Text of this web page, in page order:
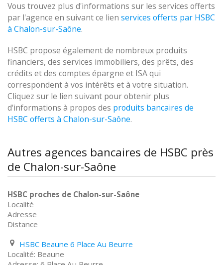
Vous trouvez plus d'informations sur les services offerts
par l'agence en suivant ce lien services offerts par HSBC
à Chalon-sur-Saône.
HSBC propose également de nombreux produits
financiers, des services immobiliers, des prêts, des
crédits et des comptes épargne et ISA qui
correspondent à vos intérêts et à votre situation.
Cliquez sur le lien suivant pour obtenir plus
d'informations à propos des produits bancaires de
HSBC offerts à Chalon-sur-Saône.
Autres agences bancaires de HSBC près
de Chalon-sur-Saône
HSBC proches de Chalon-sur-Saône
Localité
Adresse
Distance
HSBC Beaune 6 Place Au Beurre
Beaune